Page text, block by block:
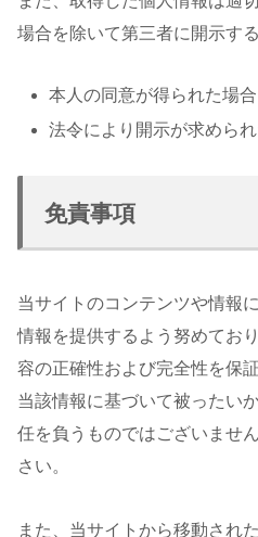
場合を除いて第三者に開示す
本人の同意が得られた場合
法令により開示が求めら
免責事項
当サイトのコンテンツや情報
情報を提供するよう努めてお
容の正確性および完全性を保
当該情報に基づいて被ったい
任を負うものではございませ
さい。
また、当サイトから移動され